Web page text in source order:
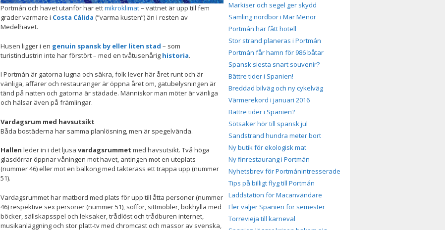
Portmán och havet utanför har ettmikroklimat– vattnet är upp till fem
grader varmare i Costa Cálida (”varma kusten”) än i resten av
Medelhavet.
Husen ligger i en genuin spansk by eller liten stad – som
turistindustrin inte har förstört – med en tvåtusenårig historia.
I Portmán är gatorna lugna och säkra, folk lever här året runt och är
vänliga, affärer och restauranger är öppna året om, gatubelysningen är
tänd på natten och gatorna är städade. Människor man möter är vänliga
och hälsar även på främlingar.
Vardagsrum med havsutsikt
Båda bostäderna har samma planlösning, men är spegelvända.
Hallen leder in i det ljusa vardagsrummet med havsutsikt. Två höga
glasdörrar öppnar våningen mot havet, antingen mot en uteplats
(nummer 46) eller mot en balkong med takterass ett trappa upp (nummer
51).
Vardagsrummet har matbord med plats för upp till åtta personer (nummer
46) respektive sex personer (nummer 51), soffor, sittmöbler, bokhylla med
böcker, sällskapsspel och leksaker, trådlöst och trådburen internet,
musikanläggning och stor platt-tv med chromcast och massor av svenska,
Markiser och segel ger skydd
Samling nordbor i Mar Menor
Portmán har fått hotell
Stor strand planeras i Portmán
Portmán får hamn för 986 båtar
Spansk siesta snart souvenir?
Bättre tider i Spanien!
Breddad bilväg och ny cykelväg
Värmerekord i januari 2016
Bättre tider i Spanien?
Sötsaker hör till spansk jul
Sandstrand hundra meter bort
Ny butik för ekologisk mat
Ny finrestaurang i Portmán
Nyhetsbrev för Portmánintresserade
Tips på billigt flyg till Portmán
Laddstation för Macanvändare
Fler väljer Spanien för semester
Torrevieja till karneval